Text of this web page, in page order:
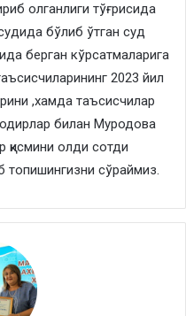
олганлиги тўғрисида
бўлиб ўтган суд
берган кўрсатмаларига
2023 йил
,хамда таъсисчилар
билан Муродова
қисмини олди сотди
топишингизни сўраймиз.